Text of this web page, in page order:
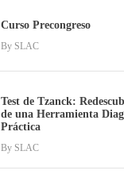
Curso Precongreso
By SLAC
Test de Tzanck:
de una Herramienta
Práctica
By SLAC